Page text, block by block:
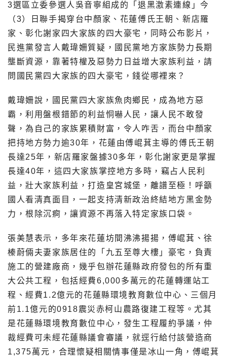
3選區立委參選人吳音寧組成的「退黑激素連線」今
（3）日聯手揭穿台中顏家、花蓮傅氏王朝、新店羅
家、彰化謝家四大家族的四大豪宅，同時公布影片，
民進黨發言人戴瑋姍質疑，國民黨地方家族勢力長期
壟斷資源，靠著特權及惡勢力日益增大家族利益，請
問國民黨四大家族的四大豪宅，錢從哪裡來？
戴瑋姍說，國民黨四大家族魚肉鄉民，成為地方惡
霸，利用盤根錯節的利益恫嚇人民，讓人民不敢發
聲，為自己的家族累積財富，令人咋舌，而台中顏家
把持地方勢力逾30年，花蓮由傅崐萁主導的傅氏王朝
長達25年，新店羅家盤據30多年，彰化謝家更是掌握
長達40年，這四大家族掌控地方多時，竊占人民利
益，壯大家族利益，打造皇宮城堡，離譜至極！呼籲
國人看清真面目，一起支持清新政治終結地方黑金勢
力，根除沉痾，讓資源不再落入特定家族口袋。
張美慧表示，多年來花蓮坊間沸沸揚揚，傅崐萁、徐
榛蔚倆夫妻家族居住的「九五至尊大樓」豪宅，負責
施工的營建廠商，幾乎包辦花蓮縣政府發包的所有重
大公共工程，包括經費6,000多萬元的花蓮轉運站工
程、經費1.2億元的花蓮縣環境教育數位中心、三個月
前1.1億元的0918震災赤柯山農路復建工程等。尤其
是花蓮縣環境教育數位中心，發生工程履約爭議，仲
裁經費可未經花蓮縣議會審議，就逕行給付該營造商
1,375萬元，合理懷疑相關情事僅是冰山一角，傅崐萁